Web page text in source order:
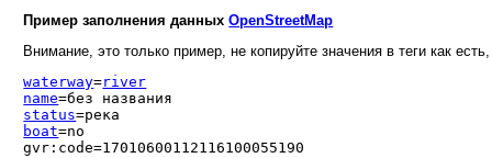
Пример заполнения данныхOpenStreetMap
Внимание, это только пример, не копируйте значения в теги как
waterway=river
name=без названия
status=река
boat=no
gvr:code=17010600112116100055190